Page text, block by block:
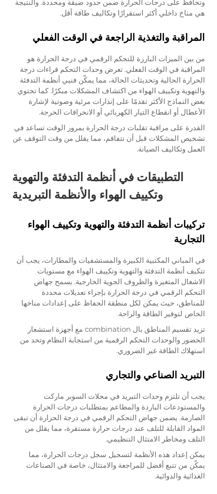
وتحافظ على درجات الحرارة ضمن حدود ضيقة ومحددة. والنتيجة
هي مناخ داخلي أكثر استقرارًا وتكاليف طاقة أقل.
المراقبة والتغذية الراجعة في الوقت الفعلي
من بين الميزات البارزة للتحكم الرقمي في درجة الحرارة هو
المراقبة في الوقت الفعلي. تعرض وحدات التحكم قراءات درجة
الحرارة الحالية وتحديثات الحالة، مما يمكّن فنيي أنظمة التدفئة
والتهوية وتكييف الهواء من اكتشاف المشكلات مبكرًا. كما تحتوي
بعض النماذج الأكثر تقدمًا على إنذارات مرئية وصوتية لإشارة
الأعطال أو انقطاع التيار الكهربائي أو الانحرافات الحرجة.
القدرة على مراقبة تقلبات درجة الحرارة بمرور الوقت تساعد في
تشخيص المشكلات قبل أن تتفاقم، مما يقلل من وقت التوقف عن
العمل وتكاليف الصيانة.
التطبيقات في أنظمة التدفئة والتهوية
وتكييف الهواء والأنظمة التبريدية
تركيبات أنظمة التدفئة والتهوية وتكييف الهواء
التجارية
في المباني المكتبية الكبيرة والمستشفيات والمطارات، يجب أن
تتكيف أنظمة التدفئة والتهوية وتكييف الهواء مع مستويات
الاشغال المتغيرة والظروف الجوية الخارجية. يسمح جهاض
التحكم الرقمي في درجة الحرارة بإجراء تعديلات محددة
للمناطق، حيث يمكن لكل منطقة الحفاظ على إعدادات مناخها
الخاص لتوفير الطاقة والراحة.
تزيد تقسيم المناطق بال combination مع أجهزة استشعار
الحضور والوحدات التحكم الرقمية من استجابة النظام وتحد من
استهلاك الطاقة غير الضروري.
التبريد الصناعي والتجاري
يجب أن تلتزم وحدات التبريد في محلات السوبر ماركت
والمستودعات الباردة والمطاعم بمتطلبات درجات الحرارة
الصارمة. يضمن جهاض التحكم الرقمي في درجة الحرارة أن تبقى
المواد القابلة للتلف عند درجات حرارة مستقرة، مما يقلل من
التلف ومخاطر الامتثال التنظيمي.
يمكن إعداد هذه الأنظمة لتسجيل سجل درجات الحرارة، مما
يمكّن من تتبع أفضل للمراجعة والامتثال، خاصة في الصناعات
الغذائية والدوائية.